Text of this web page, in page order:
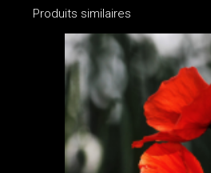
coquelicots
Produits similaires